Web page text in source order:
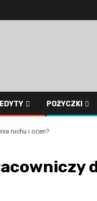
POŻYCZKI
ruchu i ocen?